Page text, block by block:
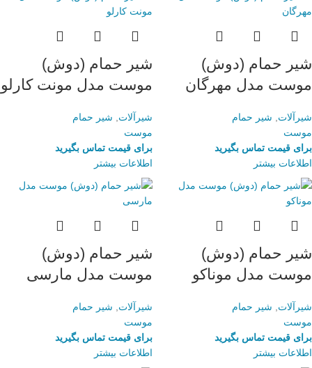
شیر حمام (دوش)
موست مدل مهرگان
شیرآلات
شیر حمام
موست
برای قیمت تماس بگیرید
اطلاعات بیشتر
شیر حمام (دوش)
موست مدل مونت کارلو
شیرآلات
شیر حمام
موست
برای قیمت تماس بگیرید
اطلاعات بیشتر
شیر حمام (دوش)
موست مدل موناکو
شیرآلات
شیر حمام
موست
برای قیمت تماس بگیرید
اطلاعات بیشتر
شیر حمام (دوش)
موست مدل مارسی
شیرآلات
شیر حمام
موست
برای قیمت تماس بگیرید
اطلاعات بیشتر